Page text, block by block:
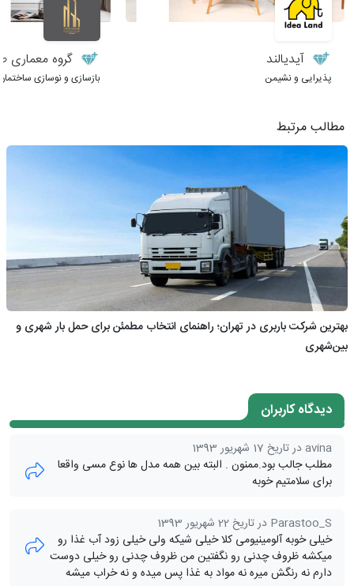
آیدیالند
پذیرایی و نشیمن
گروه معماری
بازسازی و نوسازی
مطالب مرتبط
بهترین شرکت باربری در تهران؛ راهنمای انتخاب مطمئن برای حمل بار شهری و
بین‌شهری
دیدگاه کاربران
avina در تاریخ 17 شهریور 1393
مطلب جالب بود.ممنون . البته بین همه مدل ها نوع مسی واقعا
برای سلامتیم خوبه
Parastoo_S در تاریخ 22 شهریور 1393
خیلی خوبه آلومینیومی کلا خیلی شیکه ولی خیلی زود آب غذا رو
میکشه ظروف چدنی رو نگفتین من ظروف چدنی رو خیلی دوست
دارم نه رنگش میره نه مواد به غذا پس میده و نه خراب میشه